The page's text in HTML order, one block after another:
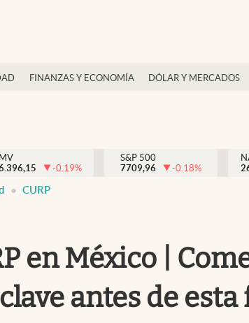
FINANZAS Y ECONOMÍA DÓLAR Y MERCADOS
-0.19%
S&P 500
7709,96
-0.18%
CURP
en México |
antes de esta